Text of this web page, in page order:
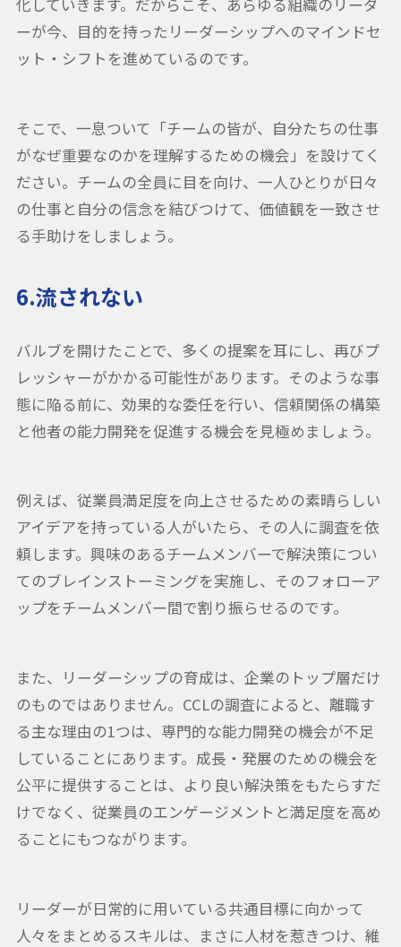
化していきます。だからこそ、あらゆる組織のリーダ
ーが今、目的を持ったリーダーシップへのマインドセ
ット・シフトを進めているのです。
そこで、一息ついて「チームの皆が、自分たちの仕事
がなぜ重要なのかを理解するための機会」を設けてく
ださい。チームの全員に目を向け、一人ひとりが日々
の仕事と自分の信念を結びつけて、価値観を一致させ
る手助けをしましょう。
6.流されない
バルブを開けたことで、多くの提案を耳にし、再びプ
レッシャーがかかる可能性があります。そのような事
態に陥る前に、効果的な委任を行い、信頼関係の構築
と他者の能力開発を促進する機会を見極めましょう。
例えば、従業員満足度を向上させるための素晴らしい
アイデアを持っている人がいたら、その人に調査を依
頼します。興味のあるチームメンバーで解決策につい
てのブレインストーミングを実施し、そのフォローア
ップをチームメンバー間で割り振らせるのです。
また、リーダーシップの育成は、企業のトップ層だけ
のものではありません。CCLの調査によると、離職す
る主な理由の1つは、専門的な能力開発の機会が不足
していることにあります。成長・発展のための機会を
公平に提供することは、より良い解決策をもたらすだ
けでなく、従業員のエンゲージメントと満足度を高め
ることにもつながります。
リーダーが日常的に用いている共通目標に向かって
人々をまとめるスキルは、まさに人材を惹きつけ、維